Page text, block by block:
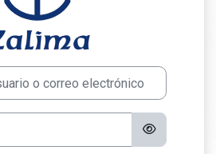
una nueva cuenta
o correo electrónico